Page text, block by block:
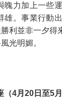
魄力加上一些
雄。事業行動
利並非一夕得
光明媚。
（4月20日至5月